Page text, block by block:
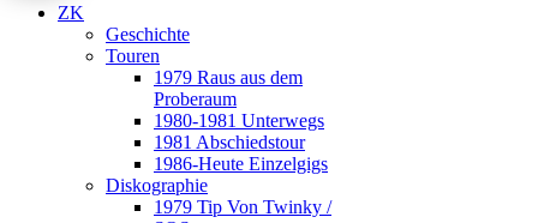
ZK
Geschichte
Touren
1979 Raus aus dem
Proberaum
1980-1981 Unterwegs
1981 Abschiedstour
1986-Heute Einzelgigs
Diskographie
1979 Tip Von Twinky /